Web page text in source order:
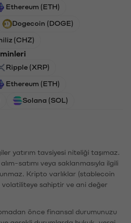
Ethereum (ETH)
Dogecoin (DOGE)
(CHZ)
Ripple (XRP)
Ethereum (ETH)
Solana (SOL)
yatırım tavsiyesi niteliği taşımaz.
satımı veya saklanmasıyla ilgili
Kripto varlıklar (stablecoin
volatiliteye sahiptir ve ani değer
önce finansal durumunuzu